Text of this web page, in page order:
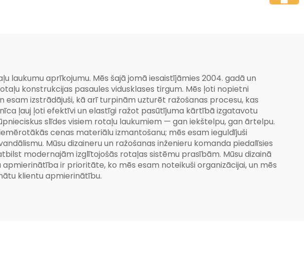
laukumu aprīkojumu. Mēs šajā jomā iesaistījāmies 2004. gadā un
konstrukcijas pasaules vidusklases tirgum. Mēs ļoti nopietni
izstrādājuši, kā arī turpinām uzturēt ražošanas procesu, kas
ļauj ļoti efektīvi un elastīgi ražot pasūtījuma kārtībā izgatavotu
slīdes visiem rotaļu laukumiem — gan iekštelpu, gan ārtelpu.
cenas materiālu izmantošanu; mēs esam ieguldījuši
Mūsu dizaineru un ražošanas inženieru komanda piedalīsies
modernajām izglītojošās rotaļas sistēmu prasībām. Mūsu dizainā
ir prioritāte, ko mēs esam noteikuši organizācijai, un mēs
klientu apmierinātību.